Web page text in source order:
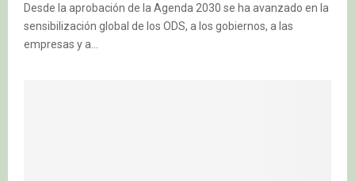
Desde la aprobación de la Agenda 2030 se ha avanzado en la
sensibilización global de los ODS, a los gobiernos, a las
empresas y a...